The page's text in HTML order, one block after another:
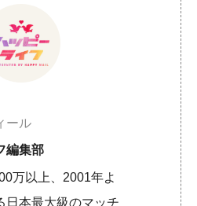
ール
編集部
万以上、2001年よ
日本最大級のマッチ